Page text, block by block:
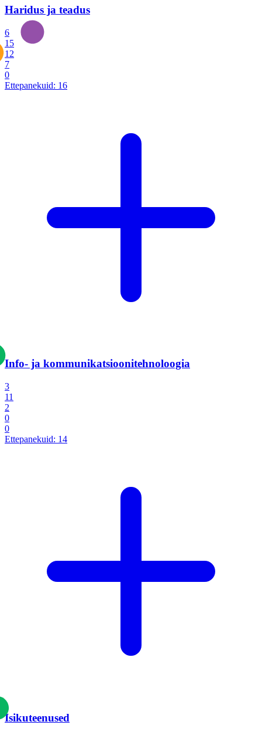
Haridus ja teadus
6
15
12
7
0
Ettepanekuid: 16
Info- ja kommunikatsiooni­tehnoloogia
3
11
2
0
0
Ettepanekuid: 14
Isikuteenused